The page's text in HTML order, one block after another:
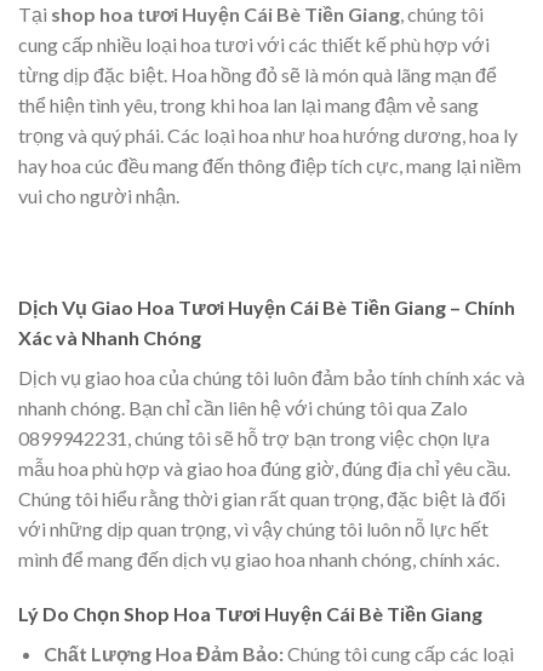
Tại shop hoa tươi Huyện Cái Bè Tiền Giang, chúng tôi
cung cấp nhiều loại hoa tươi với các thiết kế phù hợp với
từng dịp đặc biệt. Hoa hồng đỏ sẽ là món quà lãng mạn để
thể hiện tình yêu, trong khi hoa lan lại mang đậm vẻ sang
trọng và quý phái. Các loại hoa như hoa hướng dương, hoa ly
hay hoa cúc đều mang đến thông điệp tích cực, mang lại niềm
vui cho người nhận.
Dịch Vụ Giao Hoa Tươi Huyện Cái Bè Tiền Giang – Chính
Xác và Nhanh Chóng
Dịch vụ giao hoa của chúng tôi luôn đảm bảo tính chính xác và
nhanh chóng. Bạn chỉ cần liên hệ với chúng tôi qua Zalo
0899942231, chúng tôi sẽ hỗ trợ bạn trong việc chọn lựa
mẫu hoa phù hợp và giao hoa đúng giờ, đúng địa chỉ yêu cầu.
Chúng tôi hiểu rằng thời gian rất quan trọng, đặc biệt là đối
với những dịp quan trọng, vì vậy chúng tôi luôn nỗ lực hết
mình để mang đến dịch vụ giao hoa nhanh chóng, chính xác.
Lý Do Chọn Shop Hoa Tươi Huyện Cái Bè Tiền Giang
Chất Lượng Hoa Đảm Bảo:Chúng tôi cung cấp các loại